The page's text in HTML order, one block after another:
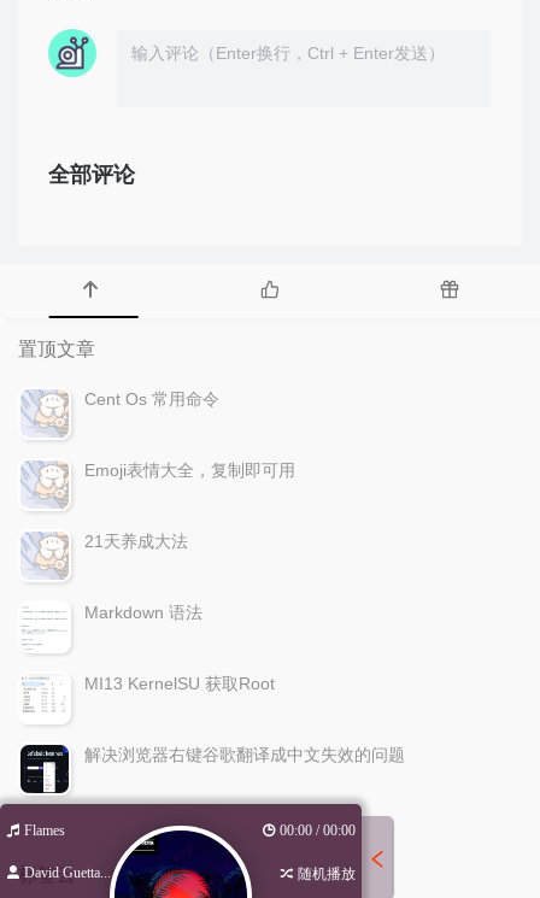
全部评论
置顶文章
Cent Os 常用命令
Emoji表情大全，复制即可用
21天养成大法
Markdown 语法
MI13 KernelSU 获取Root
解决浏览器右键谷歌翻译成中文失效的问题
标签云
Flames 00:00 / 00:00
David Guetta... 随机播放